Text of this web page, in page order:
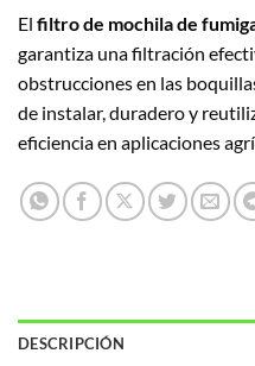
El filtro de mochila de
garantiza una filtración
obstrucciones en las
de instalar, duradero y
eficiencia en aplicaciones
DESCRIPCIÓN